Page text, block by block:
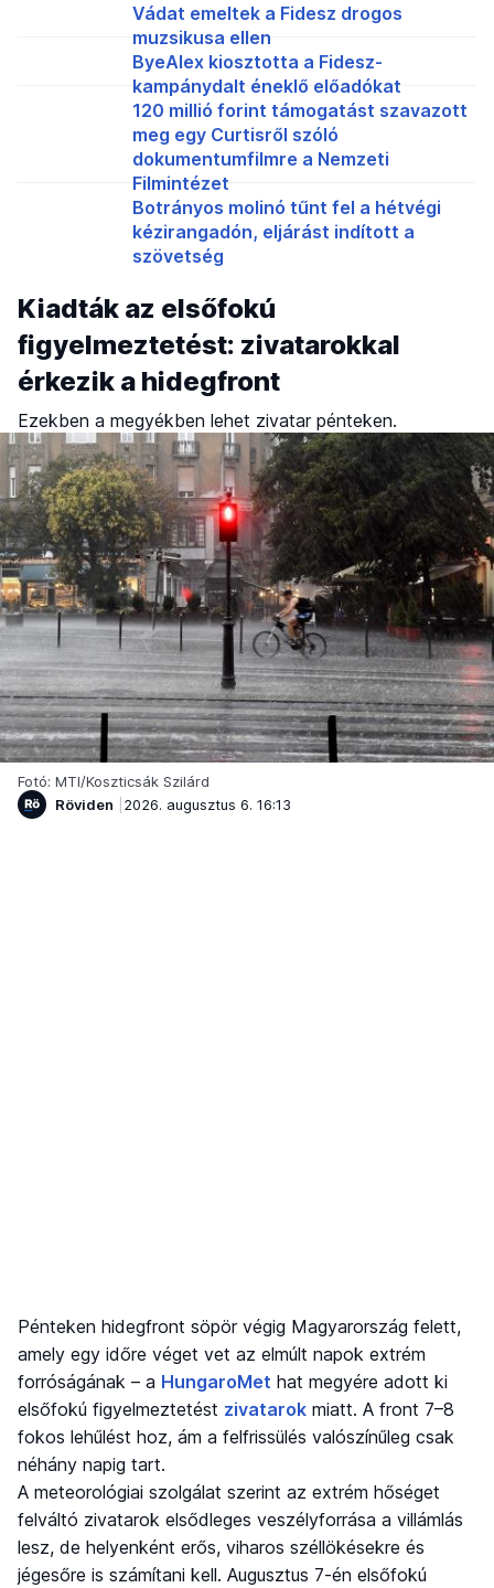
Vádat emeltek a Fidesz drogos
muzsikusa ellen
ByeAlex kiosztotta a Fidesz-
kampánydalt éneklő előadókat
120 millió forint támogatást szavazott
meg egy Curtisről szóló
dokumentumfilmre a Nemzeti
Filmintézet
Botrányos molinó tűnt fel a hétvégi
kézirangadón, eljárást indított a
szövetség
Kiadták az elsőfokú
figyelmeztetést: zivatarokkal
érkezik a hidegfront
Ezekben a megyékben lehet zivatar pénteken.
Fotó: MTI/Koszticsák Szilárd
Röviden
2026. augusztus 6. 16:13
Pénteken hidegfront söpör végig Magyarország felett,
amely egy időre véget vet az elmúlt napok extrém
forróságának – a HungaroMet hat megyére adott ki
elsőfokú figyelmeztetést zivatarok miatt. A front 7–8
fokos lehűlést hoz, ám a felfrissülés valószínűleg csak
néhány napig tart.
A meteorológiai szolgálat szerint az extrém hőséget
felváltó zivatarok elsődleges veszélyforrása a villámlás
lesz, de helyenként erős, viharos széllökésekre és
jégesőre is számítani kell. Augusztus 7-én elsőfokú